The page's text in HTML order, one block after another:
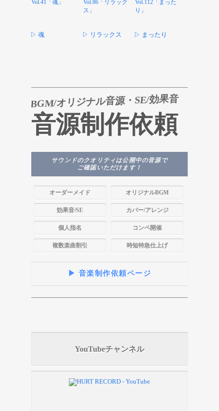
▷ 魂 ▷ リラックス ▷ まったり
音源制作依頼
BGM/オリジナル音源・SE/効果音
サウンドのクオリティは公開中の音源で
ご確認いただけます！
オーダーメイド オリジナルBGM
効果音/SE カバー/アレンジ
個人指名 コンペ開催
複数楽曲割引 時短特急仕上げ
▶ 音楽制作依頼ページ
YouTubeチャンネル